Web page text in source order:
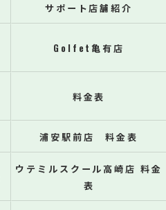
サポート店舗紹介
Golfet亀有店
料金表
浦安駅前店 料金表
ウテミルスクール高崎店 料金
表